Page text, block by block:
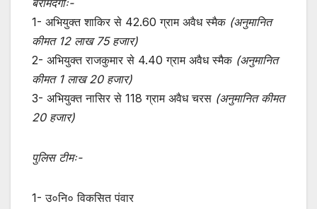
बरामदगीः-
1- अभियुक्त शाकिर से 42.60 ग्राम अवैध स्मैक (अनुमानित
कीमत 12 लाख 75 हजार)
2- अभियुक्त राजकुमार से 4.40 ग्राम अवैध स्मैक (अनुमानित
कीमत 1 लाख 20 हजार)
3- अभियुक्त नासिर से 118 ग्राम अवैध चरस (अनुमानित कीमत
20 हजार)
पुलिस टीमः-
1- उ०नि० विकसित पंवार